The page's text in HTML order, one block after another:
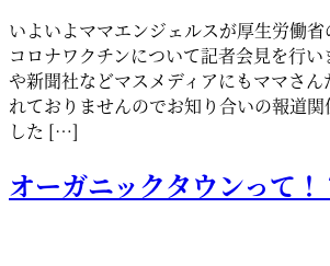
いよいよママエンジェルスが厚生労働
コロナワクチンについて記者会見を行
や新聞社などマスメディアにもママさ
れておりませんのでお知り合いの報道
した […]
オーガニックタウンって！